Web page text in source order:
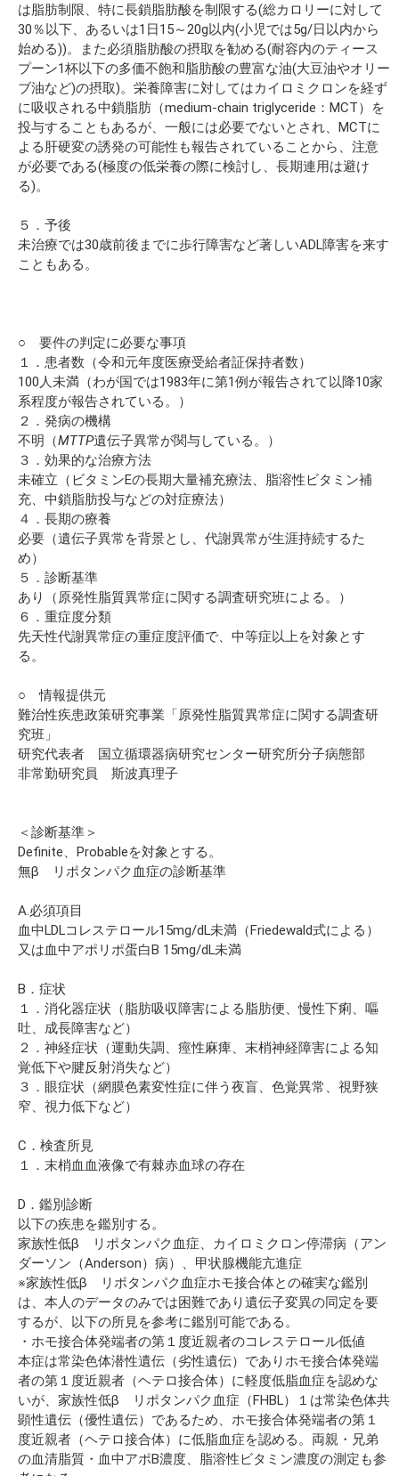
は脂肪制限、特に長鎖脂肪酸を制限する(総カロリーに対して
30％以下、あるいは1日15～20g以内(小児では5g/日以内から
始める))。また必須脂肪酸の摂取を勧める(耐容内のティース
プーン1杯以下の多価不飽和脂肪酸の豊富な油(大豆油やオリー
ブ油など)の摂取)。栄養障害に対してはカイロミクロンを経ず
に吸収される中鎖脂肪（medium-chain triglyceride：MCT）を
投与することもあるが、一般には必要でないとされ、MCTに
よる肝硬変の誘発の可能性も報告されていることから、注意
が必要である(極度の低栄養の際に検討し、長期連用は避け
る)。
５．予後
未治療では30歳前後までに歩行障害など著しいADL障害を来す
こともある。
○ 要件の判定に必要な事項
１．患者数（令和元年度医療受給者証保持者数）
100人未満（わが国では1983年に第1例が報告されて以降10家
系程度が報告されている。）
２．発病の機構
不明（MTTP遺伝子異常が関与している。）
３．効果的な治療方法
未確立（ビタミンEの長期大量補充療法、脂溶性ビタミン補
充、中鎖脂肪投与などの対症療法）
４．長期の療養
必要（遺伝子異常を背景とし、代謝異常が生涯持続するた
め）
５．診断基準
あり（原発性脂質異常症に関する調査研究班による。）
６．重症度分類
先天性代謝異常症の重症度評価で、中等症以上を対象とす
る。
○ 情報提供元
難治性疾患政策研究事業「原発性脂質異常症に関する調査研
究班」
研究代表者 国立循環器病研究センター研究所分子病態部
非常勤研究員 斯波真理子
＜診断基準＞
Definite、Probableを対象とする。
無β リポタンパク血症の診断基準
A.必須項目
血中LDLコレステロール15mg/dL未満（Friedewald式による）
又は血中アポリポ蛋白B 15mg/dL未満
B．症状
１．消化器症状（脂肪吸収障害による脂肪便、慢性下痢、嘔
吐、成長障害など）
２．神経症状（運動失調、痙性麻痺、末梢神経障害による知
覚低下や腱反射消失など）
３．眼症状（網膜色素変性症に伴う夜盲、色覚異常、視野狭
窄、視力低下など）
C．検査所見
１．末梢血血液像で有棘赤血球の存在
D．鑑別診断
以下の疾患を鑑別する。
家族性低β リポタンパク血症、カイロミクロン停滞病（アン
ダーソン（Anderson）病）、甲状腺機能亢進症
※家族性低β リポタンパク血症ホモ接合体との確実な鑑別
は、本人のデータのみでは困難であり遺伝子変異の同定を要
するが、以下の所見を参考に鑑別可能である。
・ホモ接合体発端者の第１度近親者のコレステロール低値
本症は常染色体潜性遺伝（劣性遺伝）でありホモ接合体発端
者の第１度近親者（ヘテロ接合体）に軽度低脂血症を認めな
いが、家族性低β リポタンパク血症（FHBL）１は常染色体共
顕性遺伝（優性遺伝）であるため、ホモ接合体発端者の第１
度近親者（ヘテロ接合体）に低脂血症を認める。両親・兄弟
の血清脂質・血中アポB濃度、脂溶性ビタミン濃度の測定も参